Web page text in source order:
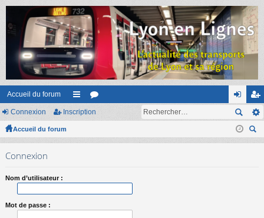
Accueil du forum
ac
s
or on
ne
ns
cri
Connexion Inscription
Accueil du forum
ec
Connexion
Nom d’utilisateur :
Mot de passe :